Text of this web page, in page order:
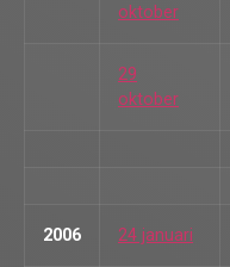
oktober
29
oktober
2006 24 januari